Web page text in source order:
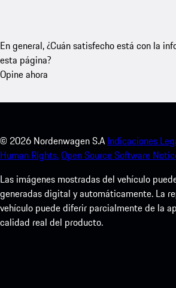
En general, ¿Cuán satisfecho está con la
esta página?
Opine ahora
© 2026 Nordenwagen S.A Indicaciones
Human Rights.Open Source Software
Las imágenes mostradas del vehículo
generadas digital y automáticamente. La
vehículo puede diferir parcialmente de la
calidad real del producto.